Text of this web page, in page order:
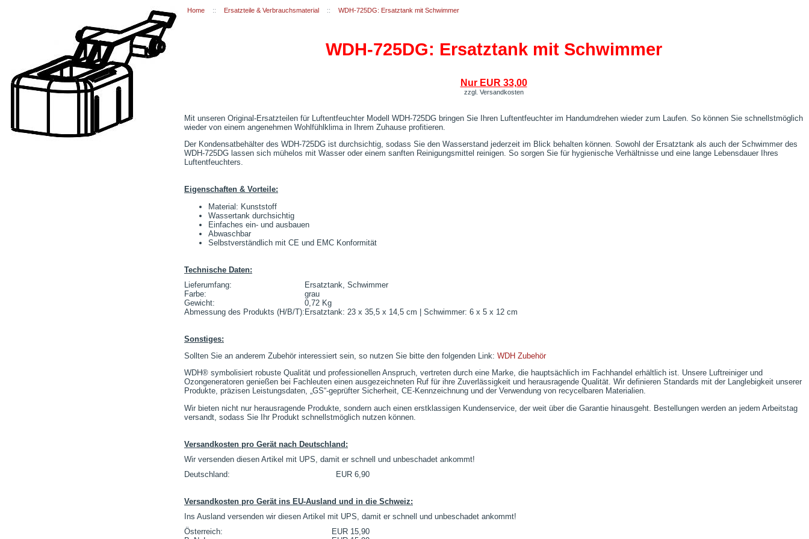
Home :: Ersatzteile & Verbrauchsmaterial :: WDH-725DG: Ersatztank mit Schwimmer
WDH-725DG: Ersatztank mit Schwimmer
Nur EUR 33,00
zzgl. Versandkosten
Mit unseren Original-Ersatzteilen für Luftentfeuchter Modell WDH-725DG bringen Sie Ihren Luftentfeuchter im Handumdrehen wieder zum Laufen. So können Sie schnellstmöglich
wieder von einem angenehmen Wohlfühlklima in Ihrem Zuhause profitieren.
Der Kondensatbehälter des WDH-725DG ist durchsichtig, sodass Sie den Wasserstand jederzeit im Blick behalten können. Sowohl der Ersatztank als auch der Schwimmer des
WDH-725DG lassen sich mühelos mit Wasser oder einem sanften Reinigungsmittel reinigen. So sorgen Sie für hygienische Verhältnisse und eine lange Lebensdauer Ihres
Luftentfeuchters.
Eigenschaften & Vorteile:
Material: Kunststoff
Wassertank durchsichtig
Einfaches ein- und ausbauen
Abwaschbar
Selbstverständlich mit CE und EMC Konformität
Technische Daten:
Lieferumfang:
Ersatztank, Schwimmer
Farbe:
grau
Gewicht:
0,72 Kg
Abmessung des Produkts (H/B/T):Ersatztank: 23 x 35,5 x 14,5 cm | Schwimmer: 6 x 5 x 12 cm
Sonstiges:
Sollten Sie an anderem Zubehör interessiert sein, so nutzen Sie bitte den folgenden Link: WDH Zubehör
WDH® symbolisiert robuste Qualität und professionellen Anspruch, vertreten durch eine Marke, die hauptsächlich im Fachhandel erhältlich ist. Unsere Luftreiniger und
Ozongeneratoren genießen bei Fachleuten einen ausgezeichneten Ruf für ihre Zuverlässigkeit und herausragende Qualität. Wir definieren Standards mit der Langlebigkeit unserer
Produkte, präzisen Leistungsdaten, „GS“-geprüfter Sicherheit, CE-Kennzeichnung und der Verwendung von recycelbaren Materialien.
Wir bieten nicht nur herausragende Produkte, sondern auch einen erstklassigen Kundenservice, der weit über die Garantie hinausgeht. Bestellungen werden an jedem Arbeitstag
versandt, sodass Sie Ihr Produkt schnellstmöglich nutzen können.
Versandkosten pro Gerät nach Deutschland:
Wir versenden diesen Artikel mit UPS, damit er schnell und unbeschadet ankommt!
Deutschland:
EUR 6,90
Versandkosten pro Gerät ins EU-Ausland und in die Schweiz:
Ins Ausland versenden wir diesen Artikel mit UPS, damit er schnell und unbeschadet ankommt!
Österreich:
EUR 15,90